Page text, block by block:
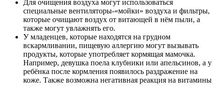
Для очищения воздуха могут использоваться
специальные вентиляторы-«мойки» воздуха и фильтры,
которые очищают воздух от витающей в нём пыли, а
также могут увлажнять его.
У младенцев, которые находятся на грудном
вскармливании, пищевую аллергию могут вызывать
продукты, которые употребляет кормящая мамочка.
Например, девушка поела клубники или апельсинов, а у
ребёнка после кормления появилось раздражение на
коже. Также возможна негативная реакция на витамины